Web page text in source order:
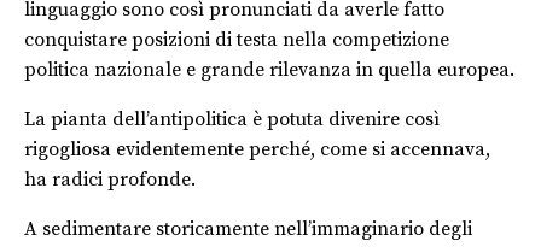
linguaggio sono così pronunciati da averle fatto
conquistare posizioni di testa nella competizione
politica nazionale e grande rilevanza in quella europea.
La pianta dell’antipolitica è potuta divenire così
rigogliosa evidentemente perché, come si accennava,
ha radici profonde.
A sedimentare storicamente nell’immaginario degli